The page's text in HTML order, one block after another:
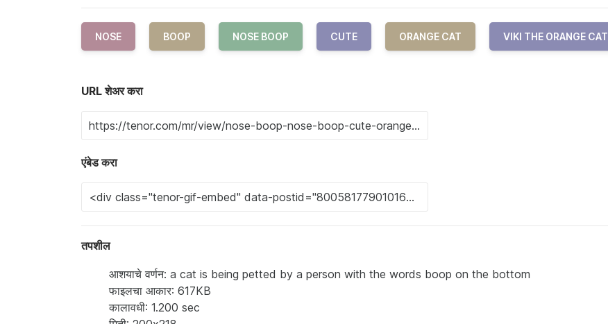
NOSE BOOP NOSE BOOP CUTE ORANGE CAT VIKI THE ORANGE CAT
URL शेअर करा
एंबेड करा
तपशील
आशयाचे वर्णन: a cat is being petted by a person with the words boop on the bottom
फाइलचा आकार: 617KB
कालावधी: 1.200 sec